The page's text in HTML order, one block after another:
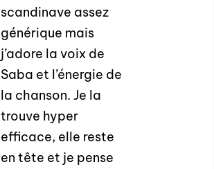
scandinave assez
générique mais
j’adore la voix de
Saba et l’énergie de
la chanson. Je la
trouve hyper
efficace, elle reste
en tête et je pense